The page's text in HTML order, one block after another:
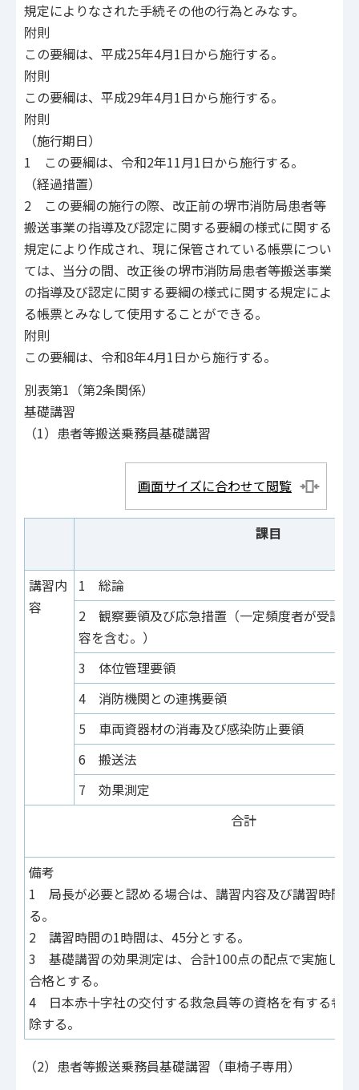
規定によりなされた手続その他の行為とみなす。
附則
この要綱は、平成25年4月1日から施行する。
附則
この要綱は、平成29年4月1日から施行する。
附則
（施行期日）
1 この要綱は、令和2年11月1日から施行する。
（経過措置）
2 この要綱の施行の際、改正前の堺市消防局患者等
搬送事業の指導及び認定に関する要綱の様式に関する
規定により作成され、現に保管されている帳票につい
ては、当分の間、改正後の堺市消防局患者等搬送事業
の指導及び認定に関する要綱の様式に関する規定によ
る帳票とみなして使用することができる。
附則
この要綱は、令和8年4月1日から施行する。
別表第1（第2条関係）
基礎講習
（1）患者等搬送乗務員基礎講習
画面サイズに合わせて閲覧
課目
講習内
容
1 総論
2 観察要領及び応急措置（一定頻度者が受講す
容を含む。）
3 体位管理要領
4 消防機関との連携要領
5 車両資器材の消毒及び感染防止要領
6 搬送法
7 効果測定
合計
備考
1 局長が必要と認める場合は、講習内容及び講習時間
る。
2 講習時間の1時間は、45分とする。
3 基礎講習の効果測定は、合計100点の配点で実施し、
合格とする。
4 日本赤十字社の交付する救急員等の資格を有する者
除する。
（2）患者等搬送乗務員基礎講習（車椅子専用）